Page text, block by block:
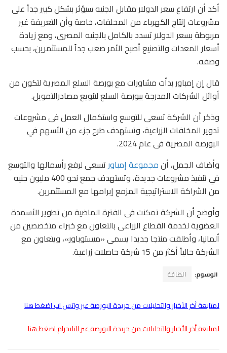
أكد أن ارتفاع سعر الدولار مقابل الجنيه سيؤثر بشكل كبير جداً على
مشروعات إنتاج الكهرباء من المخلفات، خاصة وأن التعريفة غير
مربوطة بسعر الدولار تسدد بالكامل بالجنيه المصرى، ومع زيادة
أسعار المعدات والتصنيع أصبح الأمر صعب جداً للمستثمرين، بحسب
وصفه.
قال إن إمباور بدأت مشاورات مع بورصة السلع المصرية لتكون من
أوائل الشركات المدرجة ببورصة السلع لتنويع مصادرالتمويل.
وذكر أن الشركة تسعى للتوسع واستكمال العمل فى مشروعات
تدوير المخلفات الزراعية، وتستهدف طرح جزء من الأسهم في
البورصة المصرية فى عام 2024.
وأضاف الجمل، أنمجموعة إمباور تسعى لرفع رأسمالها والتوسع
في تنفيذ مشروعات جديدة، وتستهدف جمع نحو 400 مليون جنيه
من الشراكة الاستراتيجية المزمع إبرامها مع المستثمرين.
وأوضح أن الشركة تمكنت فى الفترة الماضية من تطوير الأسمدة
العضوية لخدمة القطاع الزراعى بالتعاون مع خبراء متخصصين من
ألمانيا، وأطلقت منتجا جديدا يسمى «ميستوباور»، ويتعاون مع
الشركة حالياً أكثر من 15 شركة حاصلات زراعية.
الوسوم: الطاقة
لمتابعة أخر الأخبار والتحليلات من جريدة البورصة عبر واتس اب اضغط هنا
لمتابعة أخر الأخبار والتحليلات من جريدة البورصة عبر التليجرام اضغط هنا